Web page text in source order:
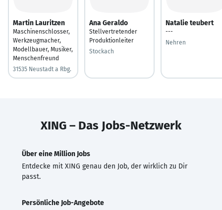
Martin Lauritzen
Maschinenschlosser,
Werkzeugmacher,
Modellbauer, Musiker,
Menschenfreund
31535 Neustadt a Rbg.
Ana Geraldo
Stellvertretender
Produktionleiter
Stockach
Natalie teubert
---
Nehren
XING – Das Jobs-Netzwerk
Über eine Million Jobs
Entdecke mit XING genau den Job, der wirklich zu Dir
passt.
Persönliche Job-Angebote